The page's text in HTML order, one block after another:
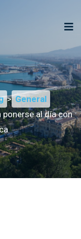
> General
ponerse al día con